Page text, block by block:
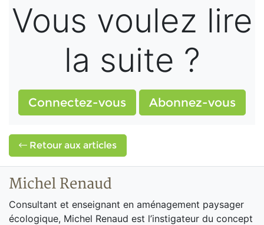
Vous voulez lire
la suite ?
Connectez-vous Abonnez-vous
Retour aux articles
Michel Renaud
Consultant et enseignant en aménagement paysager
écologique, Michel Renaud est l’instigateur du concept